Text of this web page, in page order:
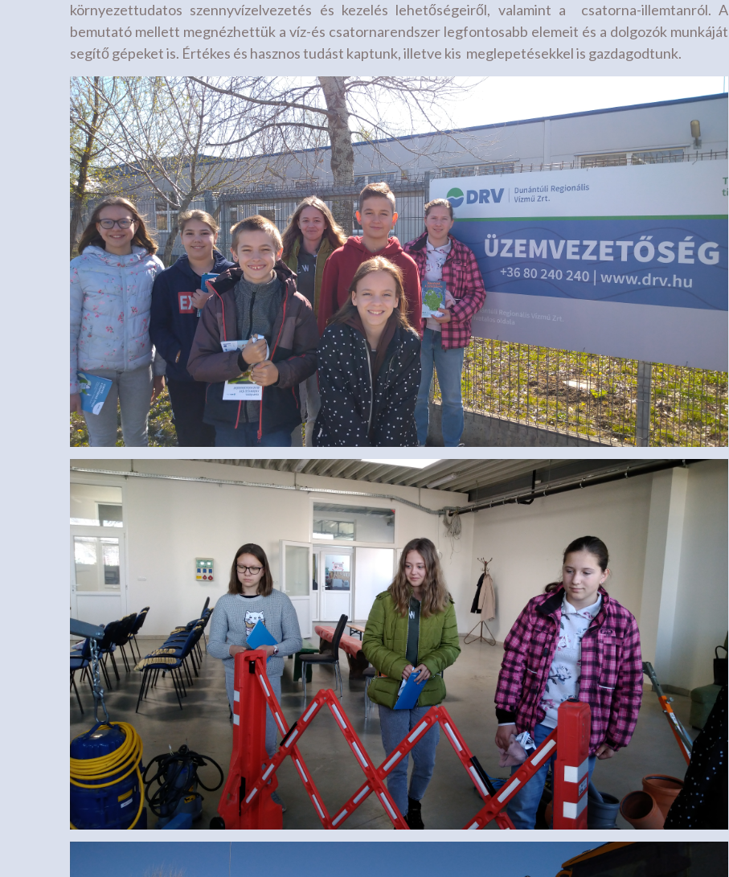
környezettudatos szennyvízelvezetés és kezelés lehetőségeiről, valamint a csatorna-illemtanról. A
bemutató mellett megnézhettük a víz-és csatornarendszer legfontosabb elemeit és a dolgozók munkáját
segítő gépeket is. Értékes és hasznos tudást kaptunk, illetve kis meglepetésekkel is gazdagodtunk.